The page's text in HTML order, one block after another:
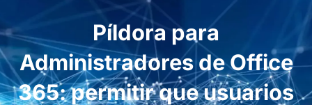
Píldora para
Administradores de Office
365: permitir que usuarios